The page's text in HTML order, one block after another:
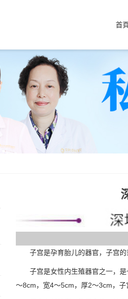
首
子宫是孕育胎儿的器官，子宫的
子宫是女性内生殖器官之一，是
～8cm，宽4～5cm，厚2～3cm，子